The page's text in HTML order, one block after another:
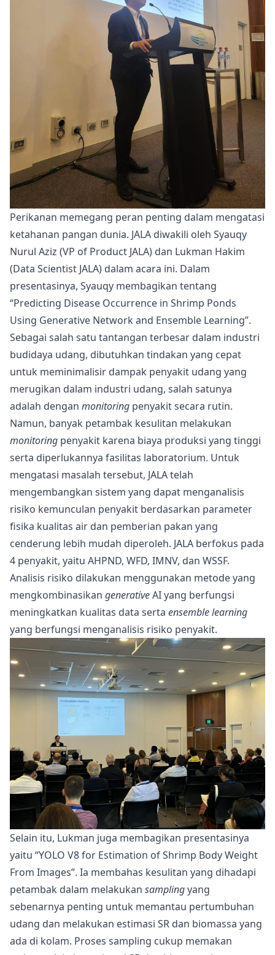
Perikanan memegang peran penting dalam mengatasi
ketahanan pangan dunia. JALA diwakili oleh Syauqy
Nurul Aziz (VP of Product JALA) dan Lukman Hakim
(Data Scientist JALA) dalam acara ini. Dalam
presentasinya, Syauqy membagikan tentang
“Predicting Disease Occurrence in Shrimp Ponds
Using Generative Network and Ensemble Learning”.
Sebagai salah satu tantangan terbesar dalam industri
budidaya udang, dibutuhkan tindakan yang cepat
untuk meminimalisir dampak penyakit udang yang
merugikan dalam industri udang, salah satunya
adalah dengan monitoring penyakit secara rutin.
Namun, banyak petambak kesulitan melakukan
monitoring penyakit karena biaya produksi yang tinggi
serta diperlukannya fasilitas laboratorium. Untuk
mengatasi masalah tersebut, JALA telah
mengembangkan sistem yang dapat menganalisis
risiko kemunculan penyakit berdasarkan parameter
fisika kualitas air dan pemberian pakan yang
cenderung lebih mudah diperoleh. JALA berfokus pada
4 penyakit, yaitu AHPND, WFD, IMNV, dan WSSF.
Analisis risiko dilakukan menggunakan metode yang
mengkombinasikan generativeAI yang berfungsi
meningkatkan kualitas data serta ensemble learning
yang berfungsi menganalisis risiko penyakit.
Selain itu, Lukman juga membagikan presentasinya
yaitu “YOLO V8 for Estimation of Shrimp Body Weight
From Images”. Ia membahas kesulitan yang dihadapi
petambak dalam melakukan samplingyang
sebenarnya penting untuk memantau pertumbuhan
udang dan melakukan estimasi SR dan biomassa yang
ada di kolam. Proses sampling cukup memakan